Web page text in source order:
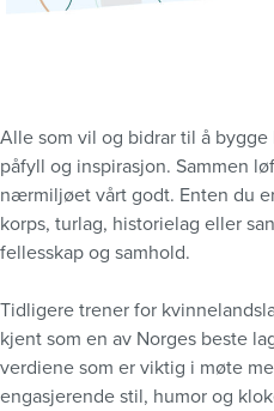
Alle som vil og bidrar til å
påfyll og inspirasjon. Sammen
nærmiljøet vårt godt. Enten du
korps, turlag, historielag eller
fellesskap og samhold.
Tidligere trener for
kjent som en av Norges beste
verdiene som er viktig i møte
engasjerende stil, humor og